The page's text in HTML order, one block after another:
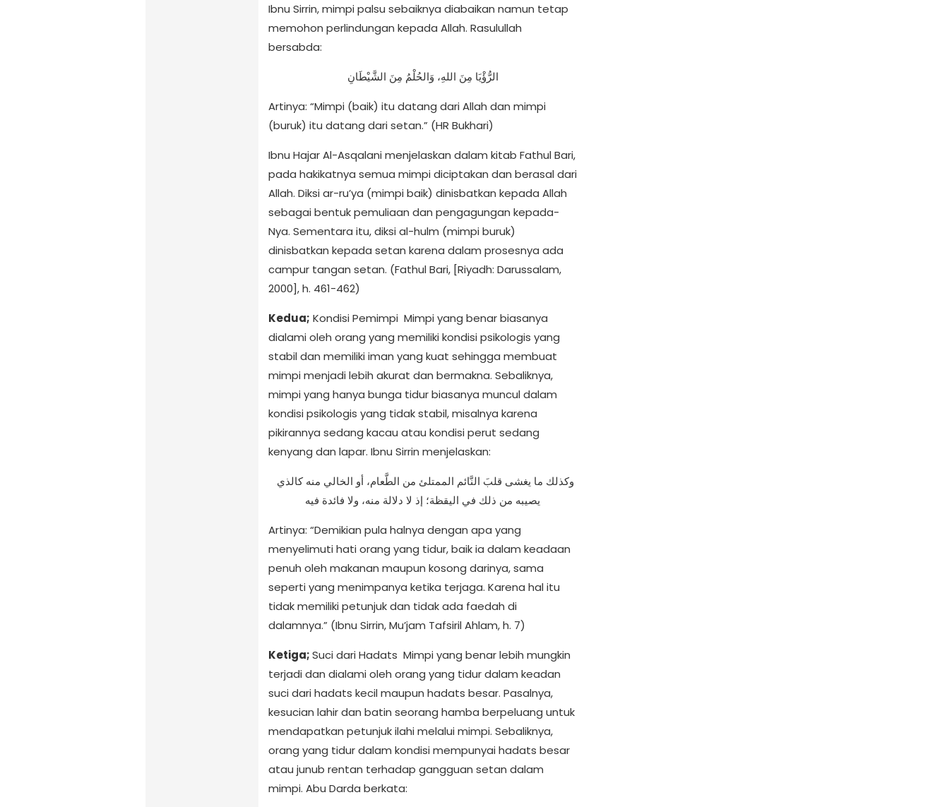
Ibnu Sirrin, mimpi palsu sebaiknya diabaikan namun tetap
memohon perlindungan kepada Allah. Rasulullah
bersabda:
الرُّؤْيَا مِنَ اللهِ، وَالحُلْمُ مِنَ الشَّيْطَانِ
Artinya: “Mimpi (baik) itu datang dari Allah dan mimpi
(buruk) itu datang dari setan.” (HR Bukhari)
Ibnu Hajar Al-Asqalani menjelaskan dalam kitab Fathul Bari,
pada hakikatnya semua mimpi diciptakan dan berasal dari
Allah. Diksi ar-ru’ya (mimpi baik) dinisbatkan kepada Allah
sebagai bentuk pemuliaan dan pengagungan kepada-
Nya. Sementara itu, diksi al-hulm (mimpi buruk)
dinisbatkan kepada setan karena dalam prosesnya ada
campur tangan setan. (Fathul Bari, [Riyadh: Darussalam,
2000], h. 461-462)
Kedua; Kondisi Pemimpi Mimpi yang benar biasanya
dialami oleh orang yang memiliki kondisi psikologis yang
stabil dan memiliki iman yang kuat sehingga membuat
mimpi menjadi lebih akurat dan bermakna. Sebaliknya,
mimpi yang hanya bunga tidur biasanya muncul dalam
kondisi psikologis yang tidak stabil, misalnya karena
pikirannya sedang kacau atau kondisi perut sedang
kenyang dan lapar. Ibnu Sirrin menjelaskan:
يصيبه من ذلك في اليقظة؛ إذ لا دلالة منه، ولا فائدة فيه
Artinya: “Demikian pula halnya dengan apa yang
menyelimuti hati orang yang tidur, baik ia dalam keadaan
penuh oleh makanan maupun kosong darinya, sama
seperti yang menimpanya ketika terjaga. Karena hal itu
tidak memiliki petunjuk dan tidak ada faedah di
dalamnya.” (Ibnu Sirrin, Mu’jam Tafsiril Ahlam, h. 7)
Ketiga;Suci dari Hadats Mimpi yang benar lebih mungkin
terjadi dan dialami oleh orang yang tidur dalam keadan
suci dari hadats kecil maupun hadats besar. Pasalnya,
kesucian lahir dan batin seorang hamba berpeluang untuk
mendapatkan petunjuk ilahi melalui mimpi. Sebaliknya,
orang yang tidur dalam kondisi mempunyai hadats besar
atau junub rentan terhadap gangguan setan dalam
mimpi. Abu Darda berkata: